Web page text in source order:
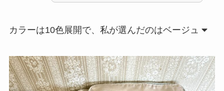
カラーは10色展開で、私が選んだのはベージュ